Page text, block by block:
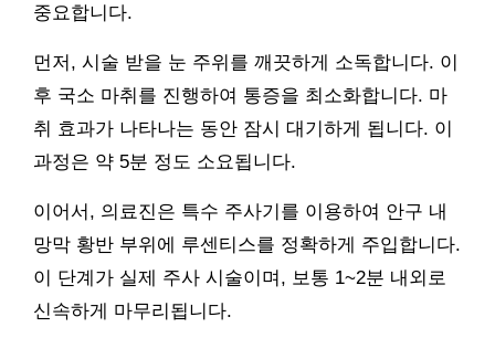
중요합니다.
먼저, 시술 받을 눈 주위를 깨끗하게 소독합니다. 이
후 국소 마취를 진행하여 통증을 최소화합니다. 마
취 효과가 나타나는 동안 잠시 대기하게 됩니다. 이
과정은 약 5분 정도 소요됩니다.
이어서, 의료진은 특수 주사기를 이용하여 안구 내
망막 황반 부위에 루센티스를 정확하게 주입합니다.
이 단계가 실제 주사 시술이며, 보통 1~2분 내외로
신속하게 마무리됩니다.